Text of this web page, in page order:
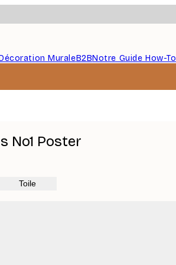
MuraleB2BNotre Guide How-To
No1 Poster
Toile